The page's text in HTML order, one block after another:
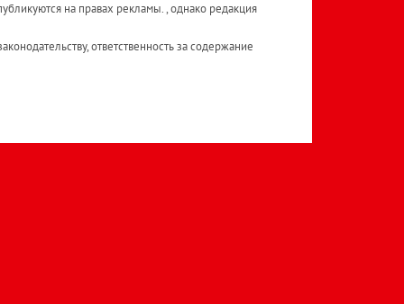
на правах рекламы. , однако редакция
ответственность за содержание